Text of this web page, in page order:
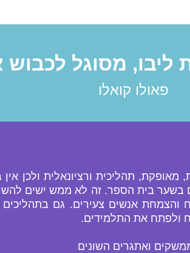
מסוגל
פאולו קואלו
תהליכית ורציונאלית ולכן
בית הספר. זה לא ממש ישים להשיל
אנשים צעירים. גם בתהליכים
ולפתח את התלמידים.
ואתגרים השונים